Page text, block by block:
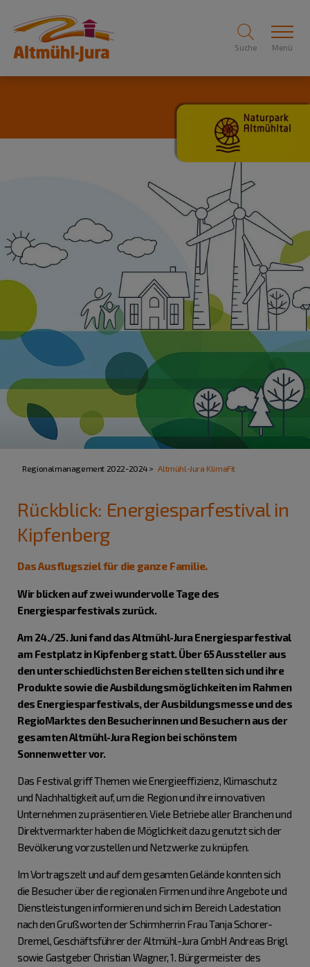
Suche Menü
Regionalmanagement 2022-2024 Altmühl-Jura KlimaFit
Rückblick: Energiesparfestival in
Kipfenberg
Das Ausflugsziel für die ganze Familie.
Wir blicken auf zwei wundervolle Tage des
Energiesparfestivals zurück.
Am 24./25. Juni fand das Altmühl-Jura Energiesparfestival
am Festplatz in Kipfenberg statt. Über 65 Aussteller aus
den unterschiedlichsten Bereichen stellten sich und ihre
Produkte sowie die Ausbildungsmöglichkeiten im Rahmen
des Energiesparfestivals, der Ausbildungsmesse und des
RegioMarktes den Besucherinnen und Besuchern aus der
gesamten Altmühl-Jura Region bei schönstem
Sonnenwetter vor.
Das Festival griff Themen wie Energieeffizienz, Klimaschutz
und Nachhaltigkeit auf, um die Region und ihre innovativen
Unternehmen zu präsentieren. Viele Betriebe aller Branchen und
Direktvermarkter haben die Möglichkeit dazu genutzt sich der
Bevölkerung vorzustellen und Netzwerke zu knüpfen.
Im Vortragszelt und auf dem gesamten Gelände konnten sich
die Besucher über die regionalen Firmen und ihre Angebote und
Dienstleistungen informieren und sich im Bereich Ladestation
nach den Grußworten der Schirmherrin Frau Tanja Schorer-
Dremel, Geschäftsführer der Altmühl-Jura GmbH Andreas Brigl
sowie Gastgeber Christian Wagner, 1. Bürgermeister des